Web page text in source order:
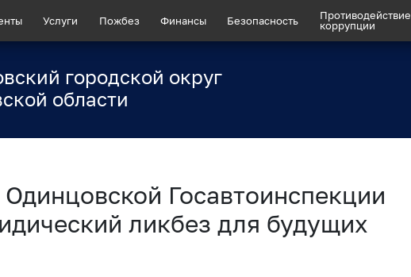
Услуги Пожбез Финансы Безопасность
Противодействие
коррупции
городской округ
области
Госавтоинспекции
ликбез для будущих